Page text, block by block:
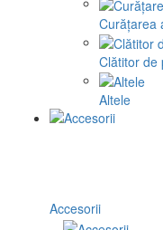
Curățarea
Clătitor de
Altele
Accesorii